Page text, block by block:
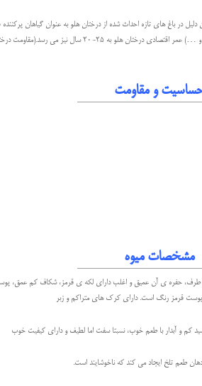
و در حدود 12 تا 15 سال است و به همين دليل در باغ های تازه احداث شده از درختان هلو به عنوان
مراقبت های صحيح و اصولی (انجام هرس های منظم سالانه، آبياری و تغذيه مطلوب
و مقاومت
مشخصات میوه
طرف، حفره ی آن عمیق و اغلب دارای لکه ی قرمز، شکاف کم عمق،
قرمز رنگ است. دارای کرک های متراکم و زبر
کم و آبدار با طعم خوب، نسبتا سفت اما لطیف و دارای کیفیت خوب
طعم تلخ ایجاد می کند که ناخوشایند است.